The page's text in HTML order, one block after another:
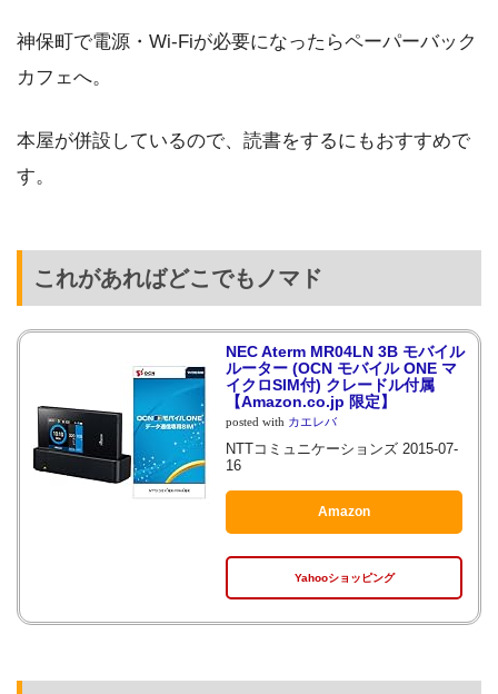
神保町で電源・Wi-Fiが必要になったらペーパーバック
カフェへ。
本屋が併設しているので、読書をするにもおすすめで
す。
これがあればどこでもノマド
NEC Aterm MR04LN 3B モバイル
ルーター (OCN モバイル ONE マ
イクロSIM付) クレードル付属
【Amazon.co.jp 限定】
posted with カエレバ
NTTコミュニケーションズ 2015-07-
16
Amazon
Yahooショッピング